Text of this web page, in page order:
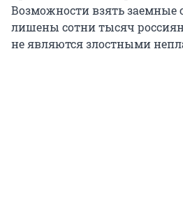
Возможности взять заемные
лишены сотни тысяч
не являются злостными